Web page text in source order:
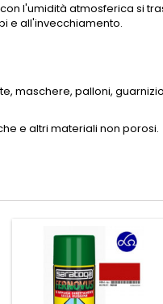
l'umidità atmosferica si
e all'invecchiamento.
maschere, palloni,
e altri materiali non porosi.